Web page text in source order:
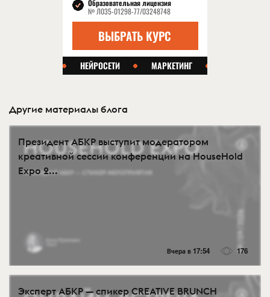
Другие материалы блога
Президент АБКР выступит модератором
креативной сессии конференции на HouseHold
Expo 2...
Вчера в 17:54 176
Эксперт АБКР — спикер CREATIVE BRUNCH